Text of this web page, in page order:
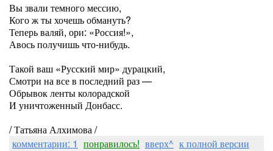
Вы звали темного мессию,
Кого ж ты хочешь обмануть?
Теперь валяй, ори: «Россия!»,
Авось получишь что-нибудь.
Такой ваш «Русский мир» дурацкий,
Смотри на все в последний раз —
Обрывок ленты колорадской
И уничтоженный Донбасс.
/ Татьяна Алхимова /
комментарии: 1 понравилось! вверх^ к полной версии